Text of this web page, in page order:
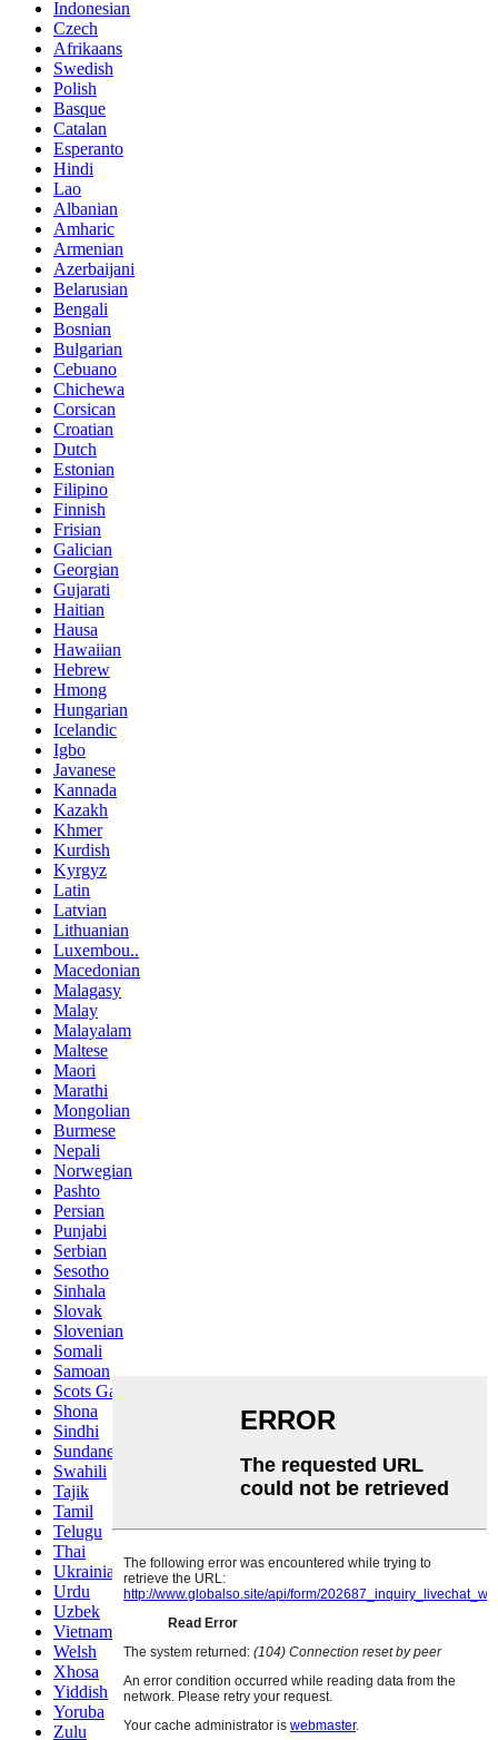
Indonesian
Czech
Afrikaans
Swedish
Polish
Basque
Catalan
Esperanto
Hindi
Lao
Albanian
Amharic
Armenian
Azerbaijani
Belarusian
Bengali
Bosnian
Bulgarian
Cebuano
Chichewa
Corsican
Croatian
Dutch
Estonian
Filipino
Finnish
Frisian
Galician
Georgian
Gujarati
Haitian
Hausa
Hawaiian
Hebrew
Hmong
Hungarian
Icelandic
Igbo
Javanese
Kannada
Kazakh
Khmer
Kurdish
Kyrgyz
Latin
Latvian
Lithuanian
Luxembou..
Macedonian
Malagasy
Malay
Malayalam
Maltese
Maori
Marathi
Mongolian
Burmese
Nepali
Norwegian
Pashto
Persian
Punjabi
Serbian
Sesotho
Sinhala
Slovak
Slovenian
Somali
Samoan
Scots Gaelic
Shona
Sindhi
Sundanese
Swahili
Tajik
Tamil
Telugu
Thai
Ukrainian
Urdu
Uzbek
Vietnamese
Welsh
Xhosa
Yiddish
Yoruba
Zulu